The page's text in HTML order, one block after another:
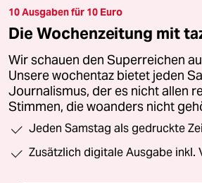
10 Ausgaben für 10 Euro
Die Wochenzeitung mit
Wir schauen den Superreichen
Unsere wochentaz bietet jeden
Journalismus, der es nicht allen
Stimmen, die woanders nicht
Jeden Samstag als gedruckte
Zusätzlich digitale Ausgabe inkl.